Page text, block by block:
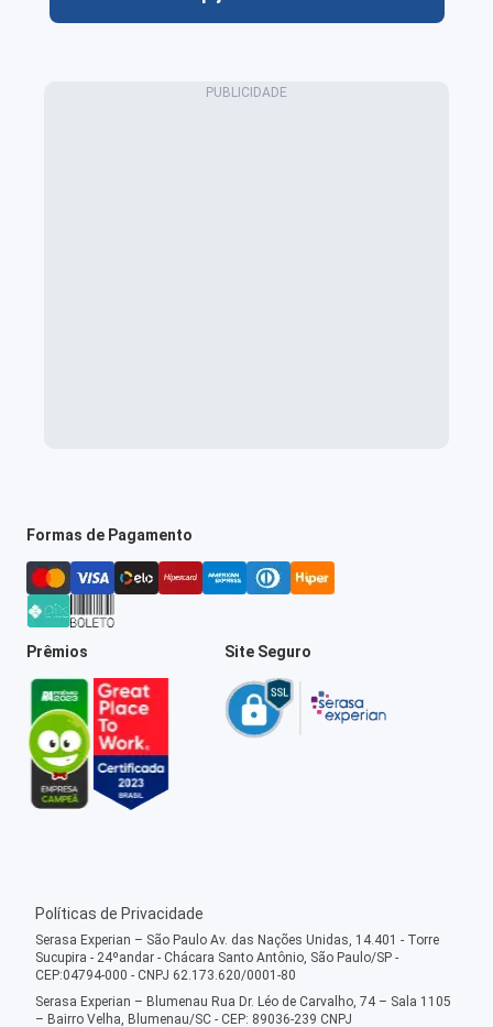
Formas de Pagamento
Prêmios Site Seguro
Políticas de Privacidade
Serasa Experian – São Paulo Av. das Nações Unidas, 14.401 - Torre
Sucupira - 24ºandar - Chácara Santo Antônio, São Paulo/SP -
CEP:04794-000 - CNPJ 62.173.620/0001-80
Serasa Experian – Blumenau Rua Dr. Léo de Carvalho, 74 – Sala 1105
– Bairro Velha, Blumenau/SC - CEP: 89036-239 CNPJ